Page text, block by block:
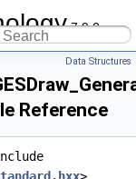
7.9.0
Data Structures
Reference